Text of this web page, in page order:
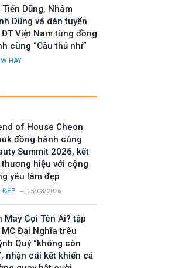
Tiến Dũng, Nhâm
Dũng và dàn tuyển
Việt Nam từng đồng
cùng “Cầu thủ nhí”
HAY
of House Cheon
đồng hành cùng
Summit 2026, kết
thương hiệu với cộng
yêu làm đẹp
ĐẸP 05/08/2026
May Gọi Tên Ai? tập
MC Đại Nghĩa trêu
Quý “không còn
nhận cái kết khiến cả